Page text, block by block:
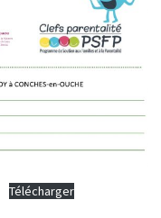
Télécharger